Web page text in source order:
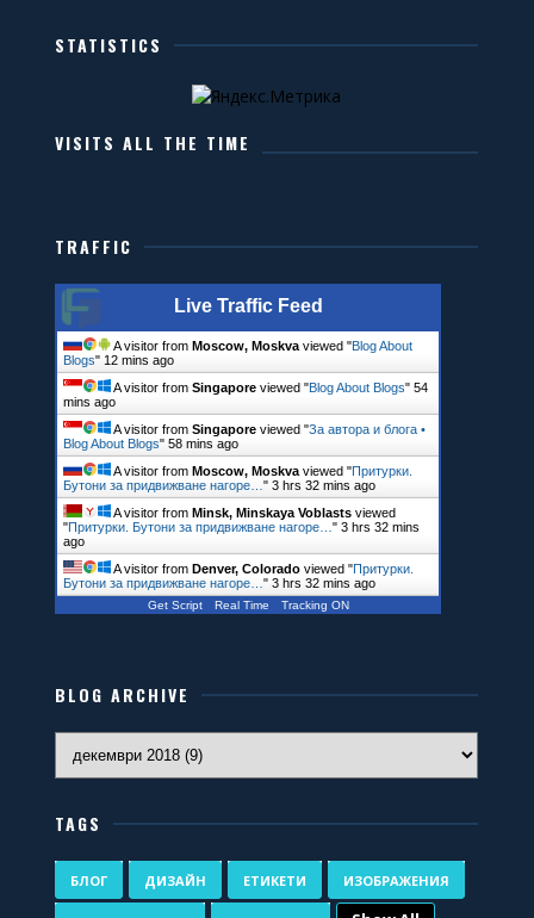
STATISTICS
VISITS ALL THE TIME
TRAFFIC
Live Traffic Feed
A visitor fromMoscow, Moskva viewed "Blog About
Blogs" 12 mins ago
A visitor fromSingapore viewed "Blog About Blogs"54
mins ago
A visitor fromSingapore viewed "За автора и блога •
Blog About Blogs"58 mins ago
A visitor fromMoscow, Moskva viewed "Притурки.
Бутони за придвижване нагоре…"3 hrs 32 mins ago
A visitor fromMinsk, Minskaya Voblasts viewed
"Притурки. Бутони за придвижване нагоре…"3 hrs 32 mins
ago
A visitor fromDenver, Colorado viewed "Притурки.
Бутони за придвижване нагоре…"3 hrs 32 mins ago
Get Script Real Time Tracking ON
BLOG ARCHIVE
TAGS
БЛОГ ДИЗАЙН ЕТИКЕТИ ИЗОБРАЖЕНИЯ